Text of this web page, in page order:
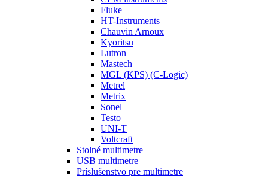
Fluke
HT-Instruments
Chauvin Arnoux
Kyoritsu
Lutron
Mastech
MGL (KPS) (C-Logic)
Metrel
Metrix
Sonel
Testo
UNI-T
Voltcraft
Stolné multimetre
USB multimetre
Príslušenstvo pre multimetre